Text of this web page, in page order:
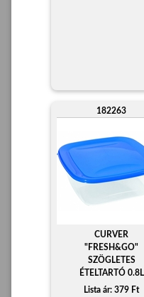
182263
CURVER
"FRESH&GO"
SZÖGLETES
ÉTELTARTÓ 0.8L
Lista ár: 379 Ft